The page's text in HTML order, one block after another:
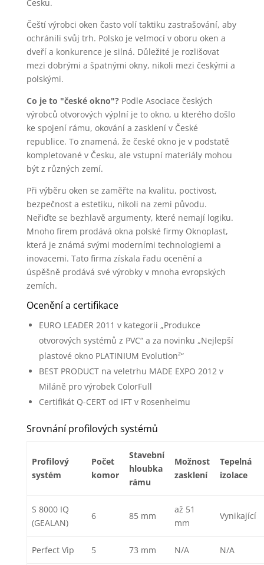
Česku.
Čeští výrobci oken často volí taktiku zastrašování, aby
ochránili svůj trh. Polsko je velmocí v oboru oken a
dveří a konkurence je silná. Důležité je rozlišovat
mezi dobrými a špatnými okny, nikoli mezi českými a
polskými.
Co je to "české okno"?Podle Asociace českých
výrobců otvorových výplní je to okno, u kterého došlo
ke spojení rámu, okování a zasklení v České
republice. To znamená, že české okno je v podstatě
kompletované v Česku, ale vstupní materiály mohou
být z různých zemí.
Při výběru oken se zaměřte na kvalitu, poctivost,
bezpečnost a estetiku, nikoli na zemi původu.
Neřiďte se bezhlavě argumenty, které nemají logiku.
Mnoho firem prodává okna polské firmy Oknoplast,
která je známá svými moderními technologiemi a
inovacemi. Tato firma získala řadu ocenění a
úspěšně prodává své výrobky v mnoha evropských
zemích.
Ocenění a certifikace
EURO LEADER 2011 v kategorii „Produkce
otvorových systémů z PVC“ a za novinku „Nejlepší
plastové okno PLATINIUM Evolution²“
BEST PRODUCT na veletrhu MADE EXPO 2012 v
Miláně pro výrobek ColorFull
Certifikát Q-CERT od IFT v Rosenheimu
Srovnání profilových systémů
Profilový
systém
Počet
komor
Stavební
hloubka
rámu
Možnost
zasklení
Tepelná
izolace
S 8000 IQ
(GEALAN)
6 85 mm
až 51
mm
Vynikající
Perfect Vip 5 73 mm N/A N/A